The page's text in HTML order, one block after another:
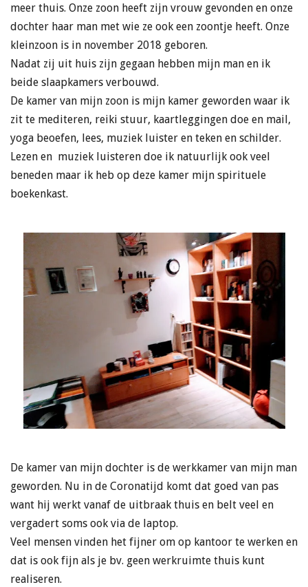
meer thuis. Onze zoon heeft zijn vrouw gevonden en onze
dochter haar man met wie ze ook een zoontje heeft. Onze
kleinzoon is in november 2018 geboren.
Nadat zij uit huis zijn gegaan hebben mijn man en ik
beide slaapkamers verbouwd.
De kamer van mijn zoon is mijn kamer geworden waar ik
zit te mediteren, reiki stuur, kaartleggingen doe en mail,
yoga beoefen, lees, muziek luister en teken en schilder.
Lezen en muziek luisteren doe ik natuurlijk ook veel
beneden maar ik heb op deze kamer mijn spirituele
boekenkast.
De kamer van mijn dochter is de werkkamer van mijn man
geworden. Nu in de Coronatijd komt dat goed van pas
want hij werkt vanaf de uitbraak thuis en belt veel en
vergadert soms ook via de laptop.
Veel mensen vinden het fijner om op kantoor te werken en
dat is ook fijn als je bv. geen werkruimte thuis kunt
realiseren.